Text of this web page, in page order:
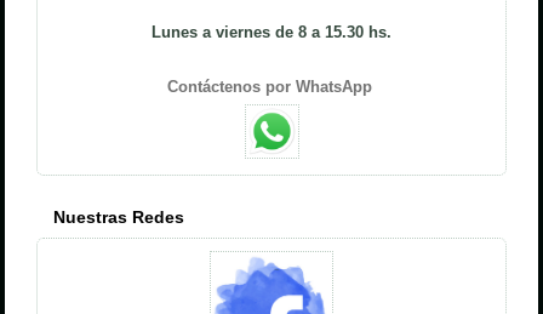
Lunes a viernes de 8 a 15.30 hs.
Contáctenos por WhatsApp
Nuestras Redes